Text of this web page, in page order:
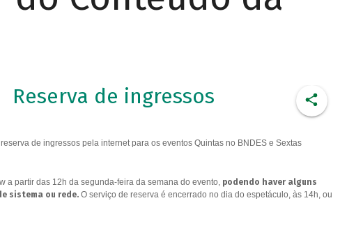
Reserva de ingressos
de ingressos pela internet para os eventos Quintas no BNDES e Sextas
a partir das 12h da segunda-feira da semana do evento, podendo haver alguns
sistema ou rede.O serviço de reserva é encerrado no dia do espetáculo, às 14h, ou